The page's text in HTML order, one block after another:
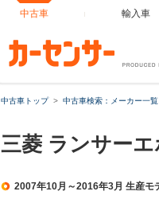
中古車 輸入車
中古車トップ 中古車検索：メーカー一覧
三菱 ランサー
2007年10月～2016年3月 生産モ